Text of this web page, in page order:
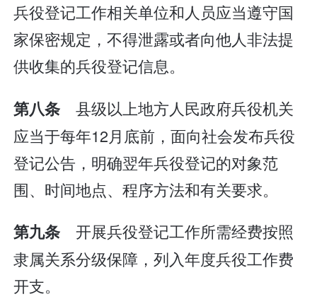
兵役登记工作相关单位和人员应当遵守国
家保密规定，不得泄露或者向他人非法提
供收集的兵役登记信息。
第八条县级以上地方人民政府兵役机关
应当于每年12月底前，面向社会发布兵役
登记公告，明确翌年兵役登记的对象范
围、时间地点、程序方法和有关要求。
第九条开展兵役登记工作所需经费按照
隶属关系分级保障，列入年度兵役工作费
开支。